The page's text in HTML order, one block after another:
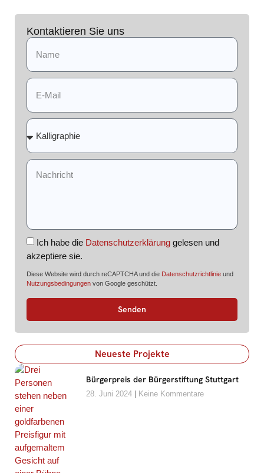
Kontaktieren Sie uns
Ich habe die Datenschutzerklärung gelesen und
akzeptiere sie.
Diese Website wird durch reCAPTCHA und die Datenschutzrichtlinie und
Nutzungsbedingungen von Google geschützt.
Senden
Neueste Projekte
Bürgerpreis der Bürgerstiftung Stuttgart
28. Juni 2024 Keine Kommentare